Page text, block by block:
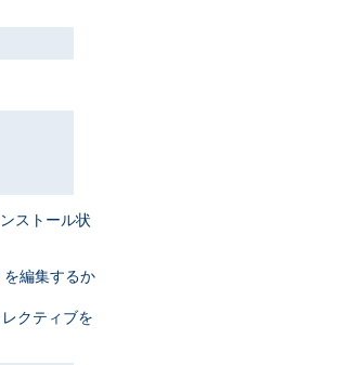
ストール状
を編集するか
クティブを